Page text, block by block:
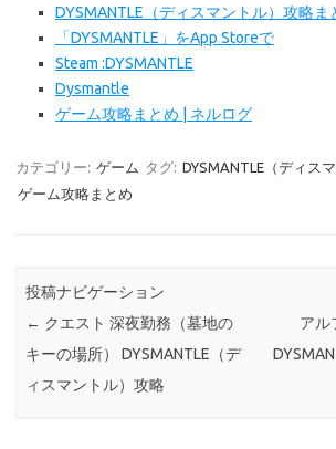
DYSMANTLE（ディスマントル）攻略ま
「DYSMANTLE」をApp Storeで
Steam :DYSMANTLE
Dysmantle
ゲーム攻略まとめ | ネルログ
カテゴリー: ゲーム タグ: DYSMANTLE（ディス
ゲーム攻略まとめ
投稿ナビゲーション
← クエスト 深夜勤務（墓地の
キーの場所） DYSMANTLE（デ
ィスマントル）攻略
アル